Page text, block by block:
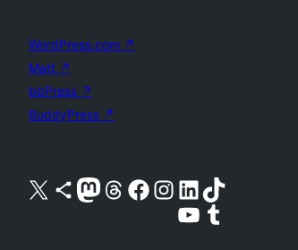
WordPress.com ↗
Matt ↗
bbPress ↗
BuddyPress ↗
Bezoek ons X (voorheen Twitter) account
Bezoek ons Bluesky account
Bezoek ons Mastodon account
Bezoek ons Threads account
Onze Facebook pagina bezoeken
Bezoek ons Instagram account
Bezoek ons LinkedIn account
Bezoek ons TikTok account
Bezoek ons YouTube kanaalBezoek ons Tumblr account